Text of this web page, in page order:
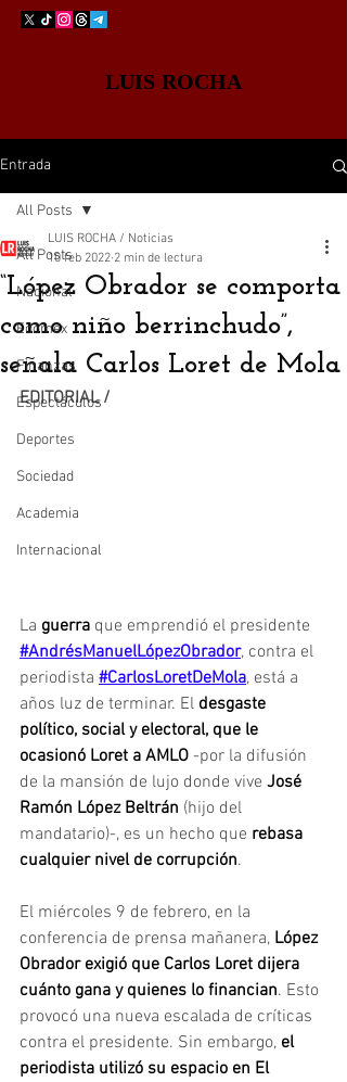
LUIS ROCHA
Entrada
All Posts
Nacional
Edomex
Finanzas
Espectáculos
Deportes
Sociedad
Academia
Internacional
All Posts
“López Obrador se comporta
como niño berrinchudo”,
señala Carlos Loret de Mola
LUIS ROCHA / Noticias
10 feb 2022 2 min de lectura
EDITORIAL /
La guerra que emprendió el presidente
#AndrésManuelLópezObrador, contra el
periodista #CarlosLoretDeMola, está a
años luz de terminar. El desgaste
político, social y electoral, que le
ocasionó Loret a AMLO -por la difusión
de la mansión de lujo donde vive José
Ramón López Beltrán (hijo del
mandatario)-, es un hecho que rebasa
cualquier nivel de corrupción.
El miércoles 9 de febrero, en la
conferencia de prensa mañanera, López
Obrador exigió que Carlos Loret dijera
cuánto gana y quienes lo financian. Esto
provocó una nueva escalada de críticas
contra el presidente. Sin embargo, el
periodista utilizó su espacio en El